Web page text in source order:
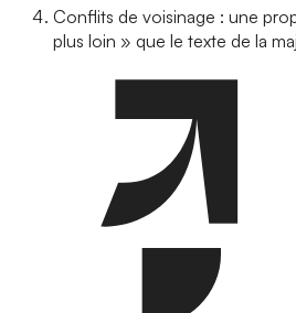
Conflits de voisinage : une
plus loin » que le texte de la